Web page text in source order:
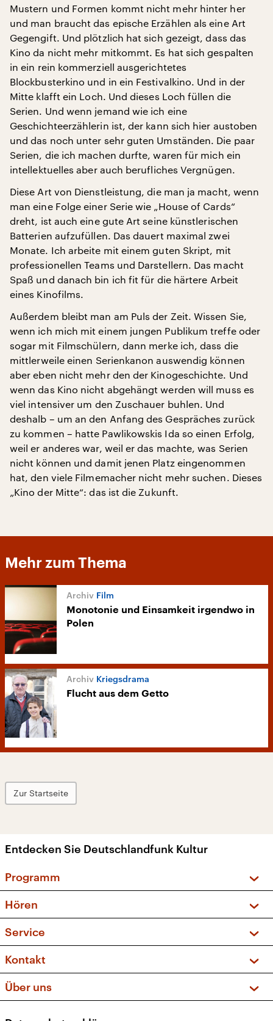
Mustern und Formen kommt nicht mehr hinter her
und man braucht das epische Erzählen als eine Art
Gegengift. Und plötzlich hat sich gezeigt, dass das
Kino da nicht mehr mitkommt. Es hat sich gespalten
in ein rein kommerziell ausgerichtetes
Blockbusterkino und in ein Festivalkino. Und in der
Mitte klafft ein Loch. Und dieses Loch füllen die
Serien. Und wenn jemand wie ich eine
Geschichteerzählerin ist, der kann sich hier austoben
und das noch unter sehr guten Umständen. Die paar
Serien, die ich machen durfte, waren für mich ein
intellektuelles aber auch berufliches Vergnügen.
Diese Art von Dienstleistung, die man ja macht, wenn
man eine Folge einer Serie wie „House of Cards“
dreht, ist auch eine gute Art seine künstlerischen
Batterien aufzufüllen. Das dauert maximal zwei
Monate. Ich arbeite mit einem guten Skript, mit
professionellen Teams und Darstellern. Das macht
Spaß und danach bin ich fit für die härtere Arbeit
eines Kinofilms.
Außerdem bleibt man am Puls der Zeit. Wissen Sie,
wenn ich mich mit einem jungen Publikum treffe oder
sogar mit Filmschülern, dann merke ich, dass die
mittlerweile einen Serienkanon auswendig können
aber eben nicht mehr den der Kinogeschichte. Und
wenn das Kino nicht abgehängt werden will muss es
viel intensiver um den Zuschauer buhlen. Und
deshalb – um an den Anfang des Gespräches zurück
zu kommen – hatte Pawlikowskis Ida so einen Erfolg,
weil er anderes war, weil er das machte, was Serien
nicht können und damit jenen Platz eingenommen
hat, den viele Filmemacher nicht mehr suchen. Dieses
„Kino der Mitte“: das ist die Zukunft.
Mehr zum Thema
Film
Monotonie und Einsamkeit irgendwo in
Polen
Kriegsdrama
Flucht aus dem Getto
Zur Startseite
Entdecken Sie Deutschlandfunk Kultur
Programm
Sendungen und Podcasts
Musikliste
Kakadu – Das Kinderprogramm
Hören
Frequenzen (UKW + DAB+)
Service
FAQ
Apps
Newsletter
Kontakt
Social Media
Über uns